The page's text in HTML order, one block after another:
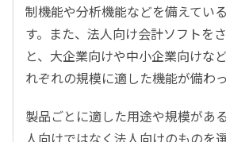
制機能や分析機能などを備えてい
す。また、法人向け会計ソフトを
と、大企業向けや中小企業向けな
れぞれの規模に適した機能が備わっ
製品ごとに適した用途や規模があ
人向けではなく法人向けのものを